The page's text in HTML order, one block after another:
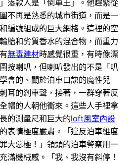
落款人是「倒車王」。他趕緊從
不再是熟悉的城市街道，而是一
編號組成的巨大網格。這裡的空
胎和劣質香水的混合物，而重力
無毒建材時感覺很重，有時像漂
按喇叭，但喇叭發出的不是「叭
會的、關於泊車口訣的魔性兒
耳的剎車聲，接著，一群穿著反
帽的人朝他衝來。這些人手裡拿
的測量尺和巨大的loft風室內設
表情極度嚴肅。「違反泊車維度
大惡極！」領頭的泊車警察用一
滿機械感。「我、我沒有斜停！